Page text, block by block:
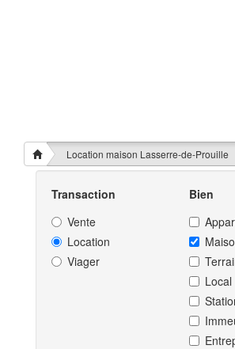
Location maison Lasserre-de-Prouille
Transaction
Vente
Location
Viager
Bien
Local